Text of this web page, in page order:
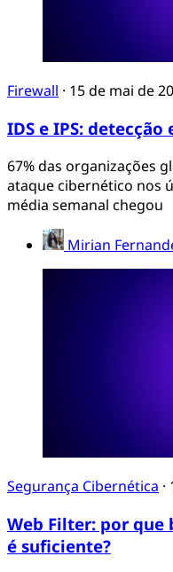
Firewall · 15 de mai de
IDS e IPS:
67% das organizações
ataque cibernético nos
média semanal chegou
Mirian
Segurança Cibernética ·
Web Filter: por que
é suficiente?